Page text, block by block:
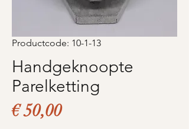
Productcode: 10-1-13
Handgeknoopte
Parelketting
€ 50,00Prijs